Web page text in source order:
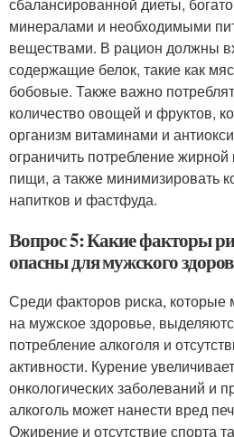
минералами и необходимыми
веществами. В рацион должны
содержащие белок, такие как
бобовые. Также важно
количество овощей и фруктов,
организм витаминами и
ограничить потребление
пищи, а также минимизировать
напитков и фастфуда.
Вопрос 5: Какие факторы
опасны для мужского
Среди факторов риска, которые
на мужское здоровье,
потребление алкоголя и
активности. Курение
онкологических заболеваний и
алкоголь может нанести вред
Ожирение и отсутствие спорта